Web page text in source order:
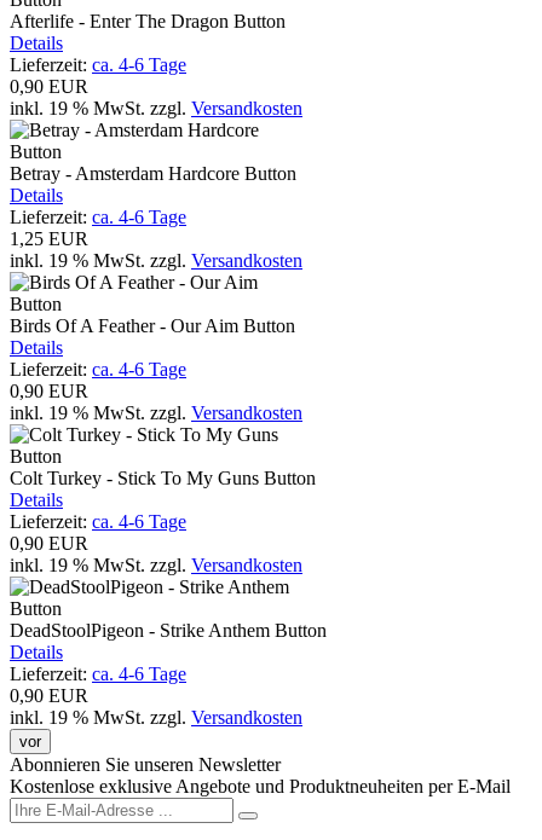
Afterlife - Enter The Dragon Button
Details
Lieferzeit: ca. 4-6 Tage
0,90 EUR
inkl. 19 % MwSt. zzgl. Versandkosten
Betray - Amsterdam Hardcore Button
Details
Lieferzeit: ca. 4-6 Tage
1,25 EUR
inkl. 19 % MwSt. zzgl. Versandkosten
Birds Of A Feather - Our Aim Button
Details
Lieferzeit: ca. 4-6 Tage
0,90 EUR
inkl. 19 % MwSt. zzgl. Versandkosten
Colt Turkey - Stick To My Guns Button
Details
Lieferzeit: ca. 4-6 Tage
0,90 EUR
inkl. 19 % MwSt. zzgl. Versandkosten
DeadStoolPigeon - Strike Anthem Button
Details
Lieferzeit: ca. 4-6 Tage
0,90 EUR
inkl. 19 % MwSt. zzgl. Versandkosten
vor
Abonnieren Sie unseren Newsletter
Kostenlose exklusive Angebote und Produktneuheiten per E-Mail